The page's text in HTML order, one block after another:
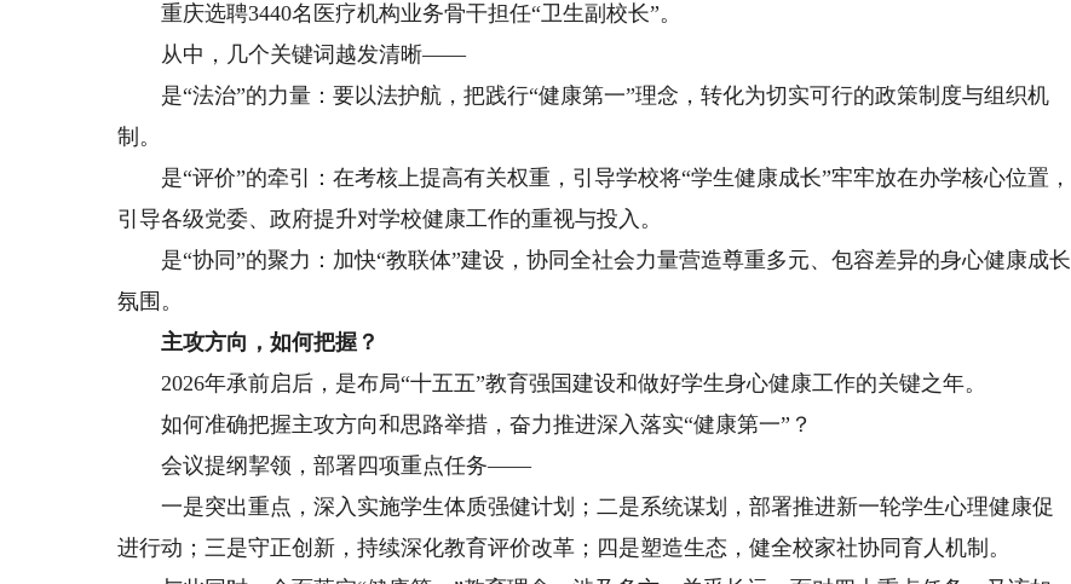
重庆选聘3440名医疗机构业务骨干担任“卫生副校长”。
从中，几个关键词越发清晰——
是“法治”的力量：要以法护航，把践行“健康第一”理念，转化为切实可行的政策制度与组织机
制。
是“评价”的牵引：在考核上提高有关权重，引导学校将“学生健康成长”牢牢放在办学核心位置，
引导各级党委、政府提升对学校健康工作的重视与投入。
是“协同”的聚力：加快“教联体”建设，协同全社会力量营造尊重多元、包容差异的身心健康成长
氛围。
主攻方向，如何把握？
2026年承前启后，是布局“十五五”教育强国建设和做好学生身心健康工作的关键之年。
如何准确把握主攻方向和思路举措，奋力推进深入落实“健康第一”？
会议提纲挈领，部署四项重点任务——
一是突出重点，深入实施学生体质强健计划；二是系统谋划，部署推进新一轮学生心理健康促
进行动；三是守正创新，持续深化教育评价改革；四是塑造生态，健全校家社协同育人机制。